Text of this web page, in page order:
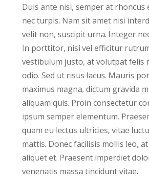
Duis ante nisi, semper at rhoncus
nec turpis. Nam sit amet nisi
velit non, suscipit urna. Integer
In porttitor, nisi vel efficitur
vestibulum justo, at volutpat felis
odio. Sed ut risus lacus. Mauris
maximus magna, dictum gravida
aliquam quis. Proin consectetur
ipsum semper elementum.
quam eu lectus ultricies, vitae
mattis. Donec facilisis mollis leo,
aliquet et. Praesent imperdiet
venenatis massa tincidunt vitae.